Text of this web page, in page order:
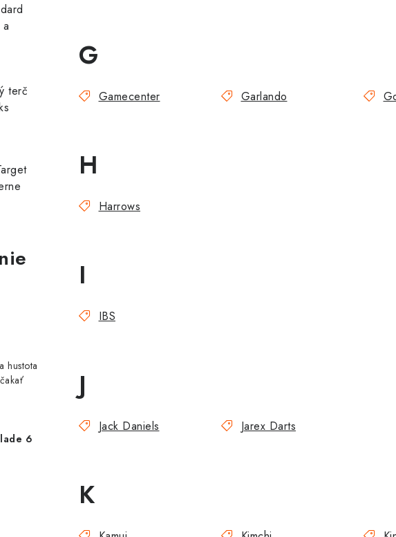
terč
hustota
6
G
Gamecenter Garlando
H
Harrows
I
IBS
J
Jack Daniels Jarex Darts
K